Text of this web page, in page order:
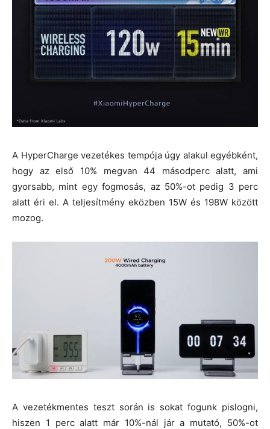
A HyperCharge vezetékes tempója úgy alakul egyébként,
hogy az első 10% megvan 44 másodperc alatt, ami
gyorsabb, mint egy fogmosás, az 50%-ot pedig 3 perc
alatt éri el. A teljesítmény eközben 15W és 198W között
mozog.
A vezetékmentes teszt során is sokat fogunk pislogni,
hiszen 1 perc alatt már 10%-nál jár a mutató, 50%-ot